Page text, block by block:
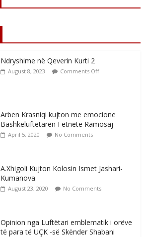
Ndryshime në Qeverin Kurti 2
August 8, 2023 Comments Off
Arben Krasniqi kujton me emocione
Bashkëluftëtaren Fetnete Ramosaj
April 5, 2020 No Comments
A.Xhigoli Kujton Kolosin Ismet Jashari-
Kumanova
August 23, 2020 No Comments
Opinion nga Luftëtari emblematik i orëve
të para të UÇK -së Skënder Shabani